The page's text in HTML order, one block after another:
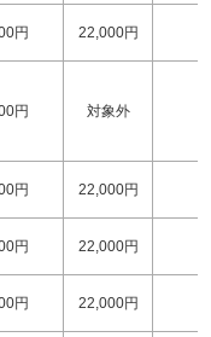
円 22,000円
円 対象外
円 22,000円
円 22,000円
円 22,000円